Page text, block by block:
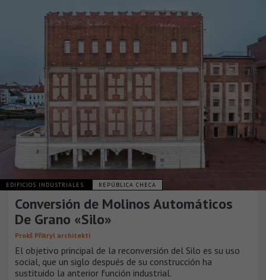
EDIFICIOS INDUSTRIALES REPÚBLICA CHECA
Conversión de Molinos Automáticos
De Grano «Silo»
Prokš Přikryl architekti
El objetivo principal de la reconversión del Silo es su uso
social, que un siglo después de su construcción ha
sustituido la anterior función industrial.